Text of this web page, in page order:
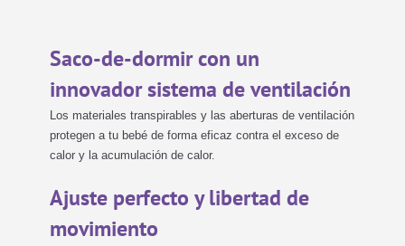
Saco-de-dormir con un
innovador sistema de ventilación
Los materiales transpirables y las aberturas de ventilación
protegen a tu bebé de forma eficaz contra el exceso de
calor y la acumulación de calor.
Ajuste perfecto y libertad de
movimiento